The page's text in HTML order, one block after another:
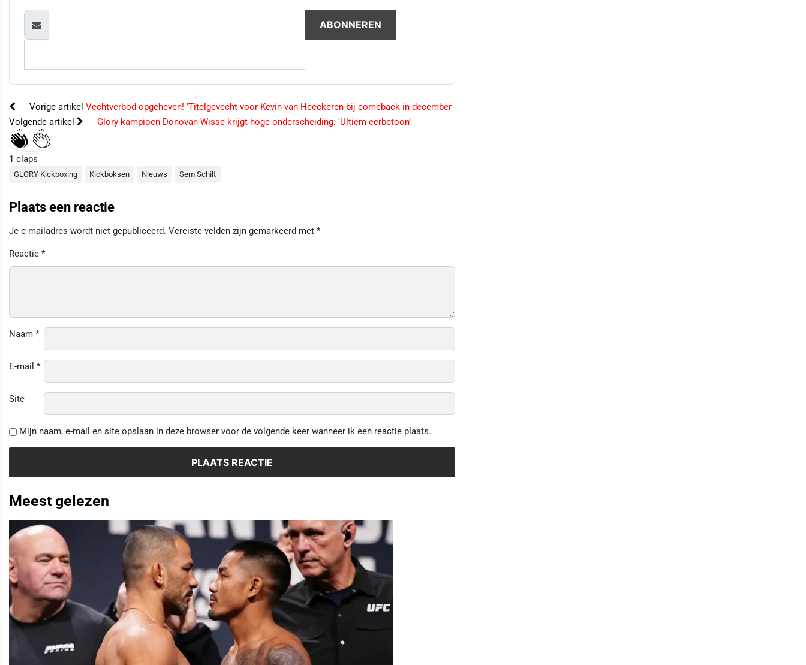
Vorige artikel Vechtverbod opgeheven! ‘Titelgevecht voor Kevin van Heeckeren bij comeback in december
Volgende artikel
Glory kampioen Donovan Wisse krijgt hoge onderscheiding: ‘Ultiem eerbetoon’
1 claps
GLORY Kickboxing Kickboksen Nieuws Sem Schilt
Plaats een reactie
Je e-mailadres wordt niet gepubliceerd. Vereiste velden zijn gemarkeerd met *
Reactie *
Naam *
E-mail *
Site
Mijn naam, e-mail en site opslaan in deze browser voor de volgende keer wanneer ik een reactie plaats.
Meest gelezen